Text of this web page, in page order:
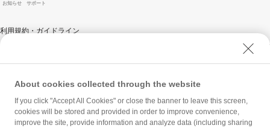
お知らせ サポート
利用規約・ガイドライン
ソフトバンク人権ポリシー
PayPay Code of Ethics & Business Conduct
プライバシーポリシー
ユーザープライバシーについて
About cookies collected through the website
If you click "Accept All Cookies" or close the banner to leave this screen,
cookies will be stored and provided in order to improve convenience,
improve the site, provide information and analyze data (including sharing